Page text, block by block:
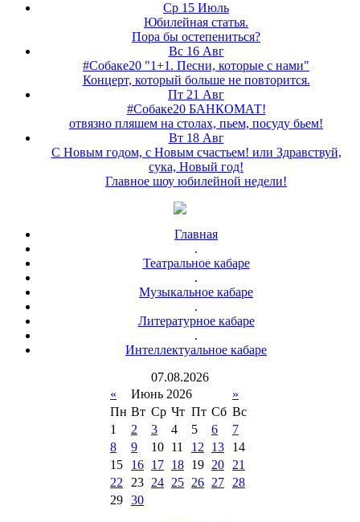
Ср 15 Июль
Юбилейная статья.
Пора бы остепениться?
Вс 16 Авг
#Собаке20 "1+1. Песни, которые с нами"
Концерт, который больше не повторится.
Пт 21 Авг
#Собаке20 БАНКОМАТ!
отвязно пляшем на столах, пьем, посуду бьем!
Вт 18 Авг
С Новым годом, с Новым счастьем! или Здравствуй,
сука, Новый год!
Главное шоу юбилейной недели!
Главная
.
Театральное кабаре
.
Музыкальное кабаре
.
Литературное кабаре
.
Интеллектуальное кабаре
07.08.2026
«
Июнь 2026
»
Пн Вт Ср Чт Пт Сб Вс
1
2 3 4 5 6
7
8
9 10 11 12 13
14
15
16 17 18 19 20
21
22
23 24 25 26 27
28
29 30